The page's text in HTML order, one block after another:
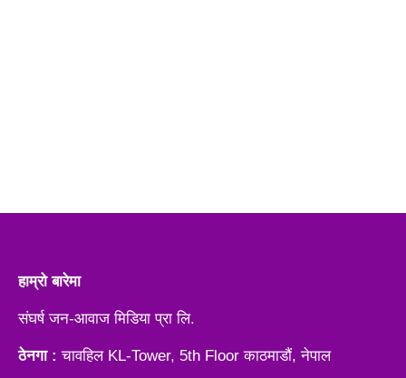
हाम्रो बारेमा
संघर्ष जन-आवाज मिडिया प्रा लि.
ठेनगा : चावहिल KL-Tower, 5th Floor काठमाडौं, नेपाल